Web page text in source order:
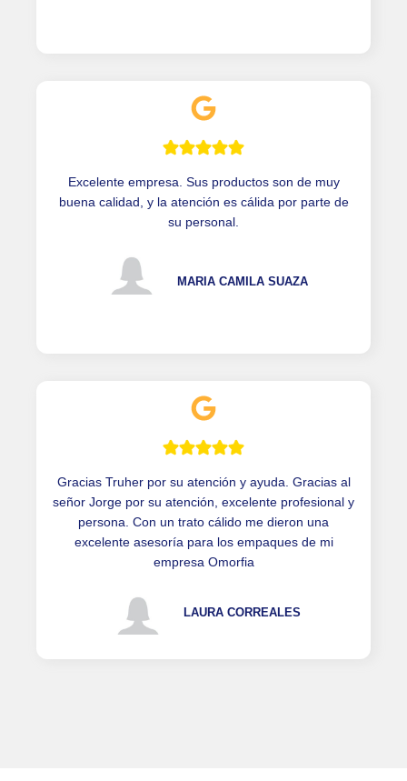
Excelente empresa. Sus productos son de muy
buena calidad, y la atención es cálida por parte de
su personal.
MARIA CAMILA SUAZA
Gracias Truher por su atención y ayuda. Gracias al
señor Jorge por su atención, excelente profesional y
persona. Con un trato cálido me dieron una
excelente asesoría para los empaques de mi
empresa Omorfia
LAURA CORREALES